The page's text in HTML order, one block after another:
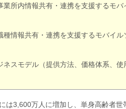
所内情報共有・連携を支援するモバ
情報共有・連携を支援するモバイル
スモデル（提供方法、価格体系、使
は3,600万人に増加し、単身高齢者世